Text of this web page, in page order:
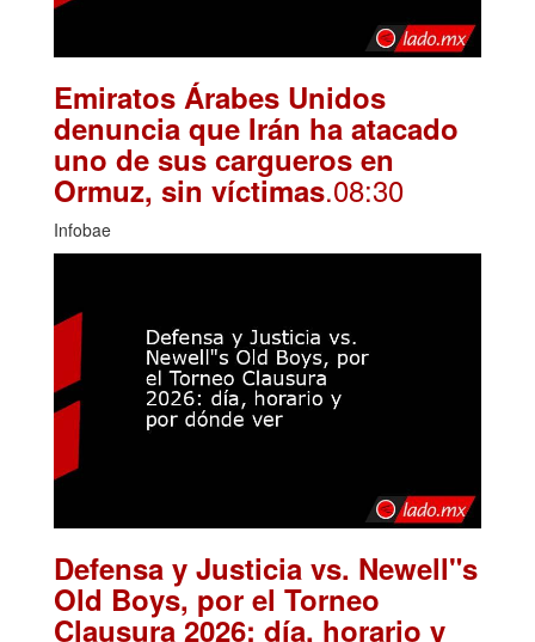
Emiratos Árabes Unidos
denuncia que Irán ha atacado
uno de sus cargueros en
Ormuz, sin víctimas.08:30
Infobae
Defensa y Justicia vs. Newell"s
Old Boys, por el Torneo
Clausura 2026: día, horario y